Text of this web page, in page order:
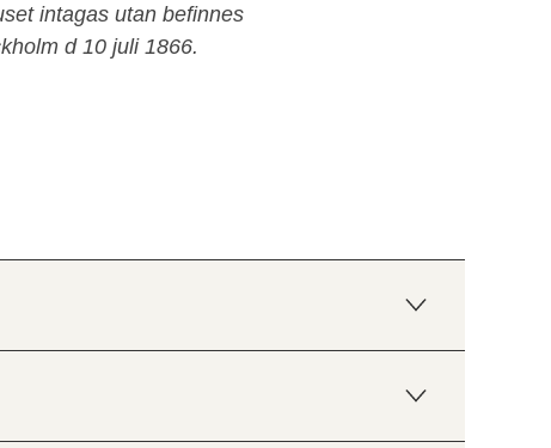
intagas utan befinnes
d 10 juli 1866.